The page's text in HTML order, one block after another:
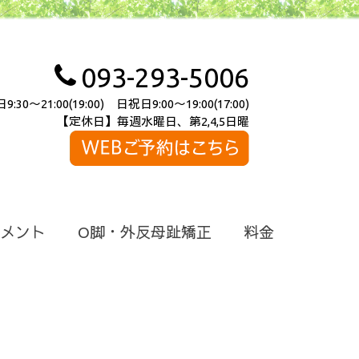
093-293-5006
9:30～21:00(19:00) 日祝日9:00～19:00(17:00)
【定休日】毎週水曜日、第2,4,5日曜
ント O脚・外反母趾矯正 料金